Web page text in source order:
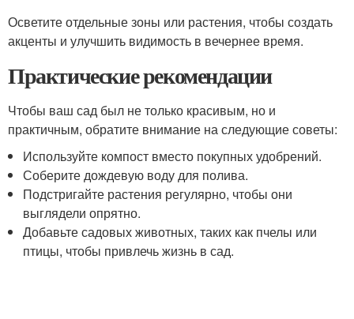
Осветите отдельные зоны или растения, чтобы создать
акценты и улучшить видимость в вечернее время.
Практические рекомендации
Чтобы ваш сад был не только красивым, но и
практичным, обратите внимание на следующие советы:
Используйте компост вместо покупных удобрений.
Соберите дождевую воду для полива.
Подстригайте растения регулярно, чтобы они
выглядели опрятно.
Добавьте садовых животных, таких как пчелы или
птицы, чтобы привлечь жизнь в сад.